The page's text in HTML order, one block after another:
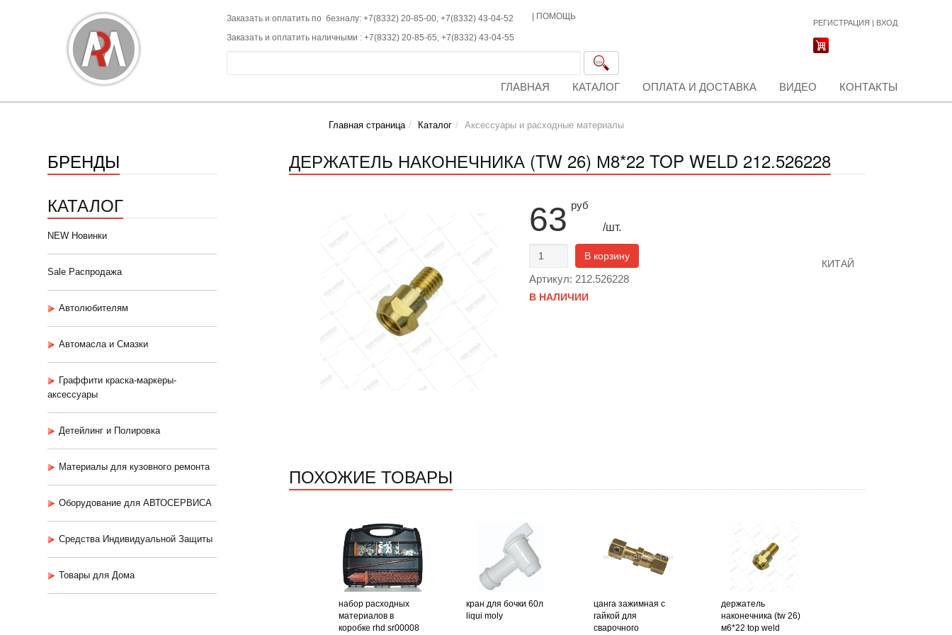
Заказать и оплатить по безналу: +7(8332) 20-85-00, +7(8332) 43-04-52
Заказать и оплатить наличными : +7(8332) 20-85-65, +7(8332) 43-04-55
ПОМОЩЬ
РЕГИСТРАЦИЯ | ВХОД
ГЛАВНАЯ КАТАЛОГ ОПЛАТА И ДОСТАВКА ВИДЕО КОНТАКТЫ
Главная страница Каталог Аксессуары и расходные материалы
БРЕНДЫ
КАТАЛОГ
NEW Новинки
Sale Распродажа
Автолюбителям
Автомасла и Смазки
Граффити краска-маркеры-
аксессуары
Детейлинг и Полировка
Материалы для кузовного ремонта
Оборудование для АВТОСЕРВИСА
Средства Индивидуальной Защиты
Товары для Дома
ДЕРЖАТЕЛЬ НАКОНЕЧНИКА (TW 26) М8*22 TOP WELD 212.526228
63 руб
/шт.
В корзину
Артикул: 212.526228
В НАЛИЧИИ
КИТАЙ
ПОХОЖИЕ ТОВАРЫ
набор расходных
материалов в
коробке rhd sr00008
кран для бочки 60л
liqui moly
цанга зажимная с
гайкой для
сварочного
держатель
наконечника (tw 26)
м6*22 top weld